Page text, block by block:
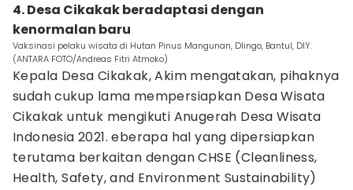
4. Desa Cikakak beradaptasi dengan
kenormalan baru
Vaksinasi pelaku wisata di Hutan Pinus Mangunan, Dlingo, Bantul, DIY.
(ANTARA FOTO/Andreas Fitri Atmoko)
Kepala Desa Cikakak, Akim mengatakan, pihaknya
sudah cukup lama mempersiapkan Desa Wisata
Cikakak untuk mengikuti Anugerah Desa Wisata
Indonesia 2021. eberapa hal yang dipersiapkan
terutama berkaitan dengan CHSE (Cleanliness,
Health, Safety, and Environment Sustainability)